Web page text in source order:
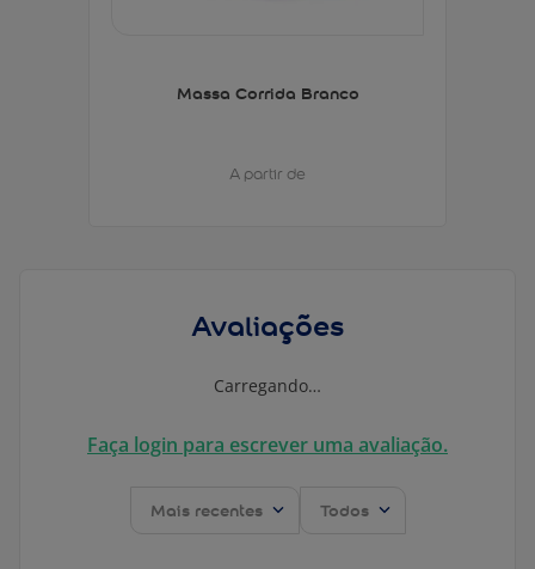
Massa Corrida Branco
A partir de
Avaliações
Carregando…
Faça login para escrever uma avaliação.
Mais recentes Todos